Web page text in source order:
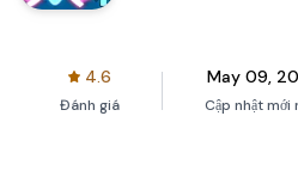
4.6
Đánh giá
May 09,
Cập nhật mới